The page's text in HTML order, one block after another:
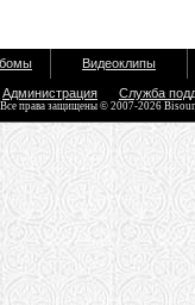
Видеоклипы
Администрация Служба
Все права защищены © 2007-2026